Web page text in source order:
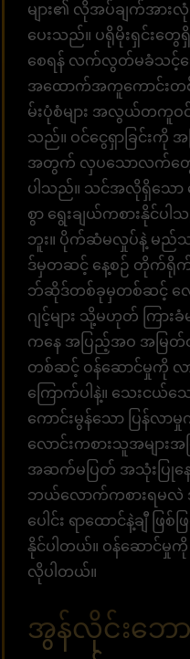
များ၏ လိုအပ်ချက်အားလုံ
ပေးသည်။ ပရိုမိုးရှင်း
စေရန် လက်လွတ်မခံသင့်သ
အထောက်အကူကောင်းတစ်
မ်းပုံစံများ အလွယ်တကူဝ
သည်။ ဝင်ငွေရှာခြင်းကို
အတွက် လှပသောလက်တွေ့
ပါသည်။ သင်အလိုရှိသော
စွာ ရွေးချယ်ကစားနိုင်ပ
ဘူး။ ပိုက်ဆံမလှုပ်နဲ့ မည်သ
ဒ်မှတဆင့် နေ့စဉ် တိုက်ရိုက်ငွ
ဘ်ဆိုဒ်တစ်ခုမှတစ်ဆင့် လောင်
ဂျင့်များ သို့မဟုတ် ကြား
ကနေ အပြည့်အဝ အမြ
တစ်ဆင့် ဝန်ဆောင်မှုကို လာ
ကြောက်ပါနဲ့။ သေးငယ်သေ
ကောင်းမွန်သော ပြန်လာမှု
လောင်းကစားသူအများ
အဆက်မပြတ် အသုံးပြုန
ဘယ်လောက်ကစားရမလဲ အ
ပေါင်း ရာထောင်နဲ့ချီ
နိုင်ပါတယ်။ ဝန်ဆောင်မှု
လိုပါတယ်။
အွန်လိုင်းဘေ